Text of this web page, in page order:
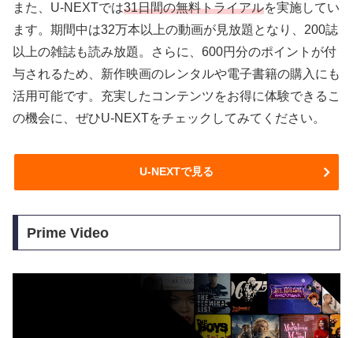
また、U-NEXTでは31日間の無料トライアルを実施してい
ます。期間中は32万本以上の動画が見放題となり、200誌
以上の雑誌も読み放題。さらに、600円分のポイントが付
与されるため、新作映画のレンタルや電子書籍の購入にも
活用可能です。充実したコンテンツをお得に体験できるこ
の機会に、ぜひU-NEXTをチェックしてみてください。
U-NEXTで見る
Prime Video